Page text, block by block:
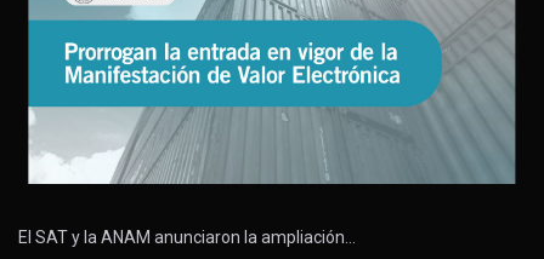
El SAT y la ANAM anunciaron la ampliación…